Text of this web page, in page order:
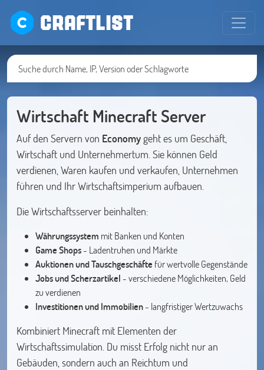
CRAFTLIST
Wirtschaft Minecraft Server
Auf den Servern von Economy geht es um Geschäft,
Wirtschaft und Unternehmertum. Sie können Geld
verdienen, Waren kaufen und verkaufen, Unternehmen
führen und Ihr Wirtschaftsimperium aufbauen.
Die Wirtschaftsserver beinhalten:
Währungssystem mit Banken und Konten
Game Shops- Ladentruhen und Märkte
Auktionen und Tauschgeschäfte für wertvolle Gegenstände
Jobs und Scherzartikel - verschiedene Möglichkeiten, Geld
zu verdienen
Investitionen und Immobilien- langfristiger Wertzuwachs
Kombiniert Minecraft mit Elementen der
Wirtschaftssimulation. Du misst Erfolg nicht nur an
Gebäuden, sondern auch an Reichtum und